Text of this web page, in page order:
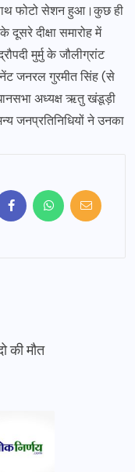
फोटो सेशन हुआ।कुछ ही
दूसरे दीक्षा समारोह में
मुर्मु के जौलीग्रांट
जनरल गुरमीत सिंह (से
अध्यक्ष ऋतु खंडूड़ी
जनप्रतिनिधियों ने उनका
की मौत